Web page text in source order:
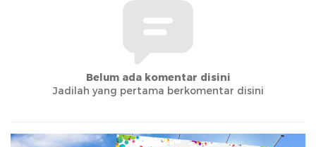
Belum ada komentar disini
Jadilah yang pertama berkomentar disini